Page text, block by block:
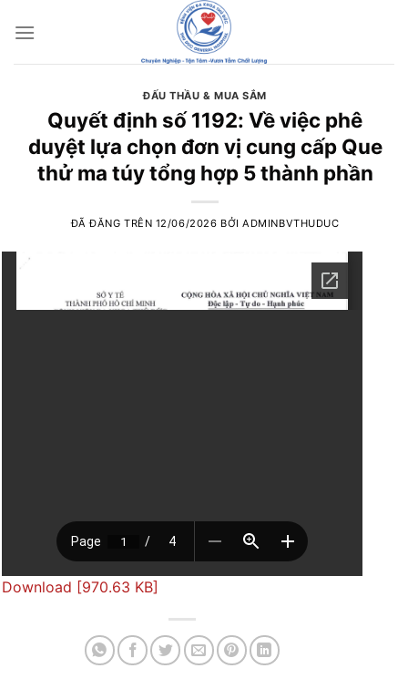
đến
ĐẤU THẦU & MUA SẮM
Quyết định số 1192: Về việc phê
duyệt lựa chọn đơn vị cung cấp Que
thử ma túy tổng hợp 5 thành phần
ĐÃ ĐĂNG TRÊN 12/06/2026 BỞIADMINBVTHUDUC
Download [970.63 KB]